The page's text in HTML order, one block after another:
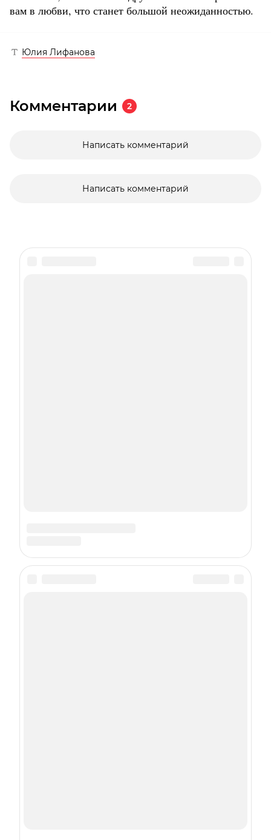
вам в любви, что станет большой неожиданностью.
Юлия Лифанова
Комментарии 2
Написать комментарий
Написать комментарий